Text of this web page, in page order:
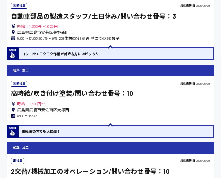
熊本県
東京都
島根県
香川県
時給1100円〜
派遣社員 掲載更新日 2026/06/23
自動車部品の製造スタッフ/土日休み/問い合わせ番号：3
時給：1,300円～1,625円
広島県広島市安芸区矢野新町
8:00〜17:00/20:15〜翌5:20(休憩60分) ※週単位での2交替制
コツコツ＆モクモク作業が好きな方にはピッタリ！
組立、加工
派遣社員 掲載更新日 2026/06/23
高時給/吹き付け塗装/問い合わせ番号：10
時給：1,500円～
広島県広島市安佐南区大塚西
8:00〜16:45
未経験の方でも大歓迎！
組立、加工
正社員 掲載更新日 2026/06/23
2交替/機械加工のオペレーション/問い合わせ番号：10